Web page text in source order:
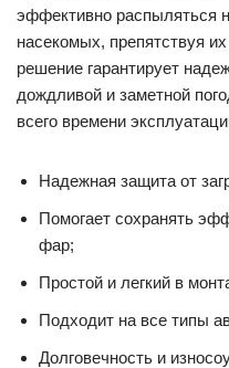
эффективно распыляться
насекомых, препятствуя
решение гарантирует
дождливой и заметной
всего времени
Надежная защита от
Помогает сохранять
фар;
Простой и легкий в
Подходит на все типы
Долговечность и